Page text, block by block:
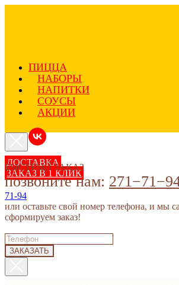
ПИЦЦА
НАБОРЫ
НАПИТКИ
СОУСЫ
АКЦИИ
ДОСТАВКА
ЗАКАЗ В 1 КЛИК
БЫСТРЫЙ ЗАКАЗ
позвоните нам:
71-94
или оставьте свой номер телефона, и мы
сформируем заказ!
ЗАКАЗАТЬ